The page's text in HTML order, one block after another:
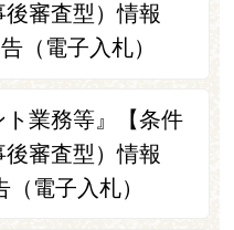
後審査型）情報
（電子入札）
ト業務等』【条件
後審査型）情報
電子入札）